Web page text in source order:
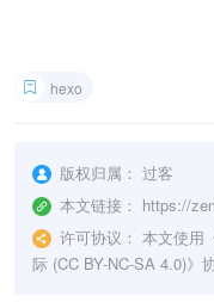
hexo
版权归属： 过客
本文链接： https://
许可协议： 本文使用
际 (CC BY-NC-SA 4.0)》